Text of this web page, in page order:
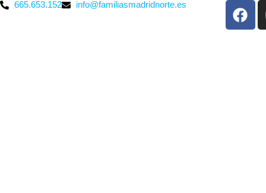
665.653.152 info@familiasmadridnorte.es